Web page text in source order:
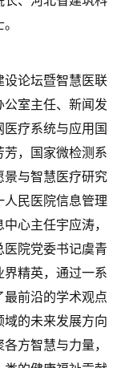
论坛暨智慧医联
室主任、新闻发
疗系统与应用国
芳，国家微检测系
景与智慧医疗研究
人民医院信息管理
心主任宇应涛，
医院党委书记虞青
精英，通过一系
最前沿的学术观点
域的未来发展方向
方智慧与力量，